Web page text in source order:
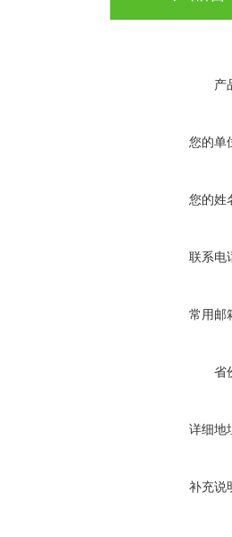
产
您的单
您的姓
联系电
常用邮
省
详细地
补充说